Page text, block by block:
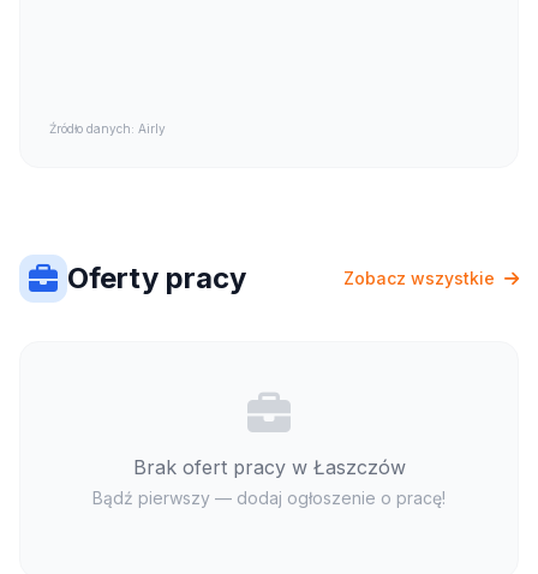
Źródło danych: Airly
Oferty pracy Zobacz wszystkie
Brak ofert pracy w Łaszczów
Bądź pierwszy — dodaj ogłoszenie o pracę!